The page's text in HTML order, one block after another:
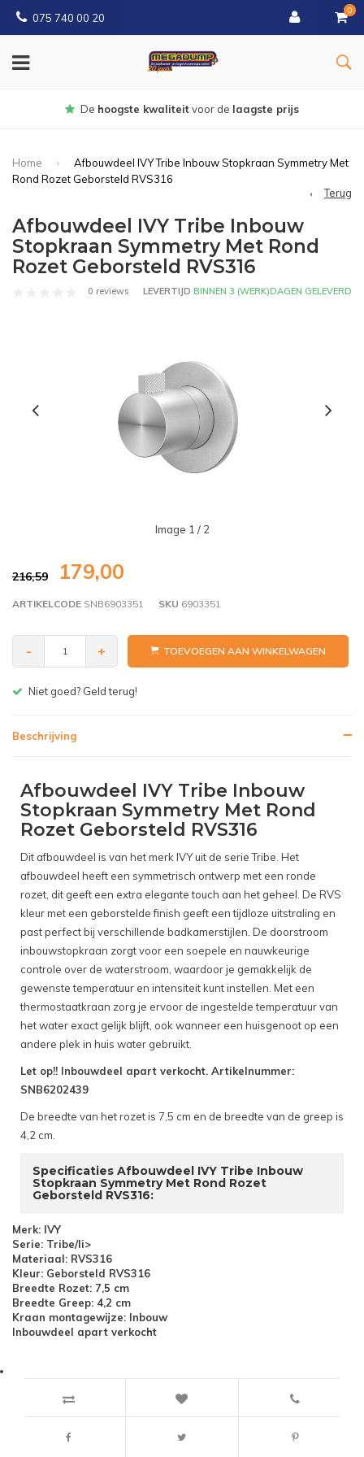
075 740 00 20
0
Gratisbezorgd vanaf € 150
Home
Afbouwdeel IVY Tribe Inbouw Stopkraan Symmetry Met
Rond Rozet Geborsteld RVS316
Terug
Afbouwdeel IVY Tribe Inbouw
Stopkraan Symmetry Met Rond
Rozet Geborsteld RVS316
0 reviews LEVERTIJD BINNEN 3 (WERK)DAGEN GELEVERD
Image 1 / 2
216,59 179,00
ARTIKELCODE SNB6903351 SKU 6903351
- + TOEVOEGEN AAN WINKELWAGEN
Gratis bezorgen v.a. € 150,- (NL)
Beschrijving
Afbouwdeel IVY Tribe Inbouw
Stopkraan Symmetry Met Rond
Rozet Geborsteld RVS316
Dit afbouwdeel is van het merk IVY uit de serie Tribe. Het
afbouwdeel heeft een symmetrisch ontwerp met een ronde
rozet, dit geeft een extra elegante touch aan het geheel. De RVS
kleur met een geborstelde finish geeft een tijdloze uitstraling en
past perfect bij verschillende badkamerstijlen. De doorstroom
inbouwstopkraan zorgt voor een soepele en nauwkeurige
controle over de waterstroom, waardoor je gemakkelijk de
gewenste temperatuur en intensiteit kunt instellen. Met een
thermostaatkraan zorg je ervoor de ingestelde temperatuur van
het water exact gelijk blijft, ook wanneer een huisgenoot op een
andere plek in huis water gebruikt.
Let op!! Inbouwdeel apart verkocht. Artikelnummer:
SNB6202439
De breedte van het rozet is 7,5 cm en de breedte van de greep is
4,2 cm.
Specificaties Afbouwdeel IVY Tribe Inbouw
Stopkraan Symmetry Met Rond Rozet
Geborsteld RVS316:
Merk: IVY
Serie: Tribe/li>
Materiaal: RVS316
Kleur: Geborsteld RVS316
Breedte Rozet: 7,5 cm
Breedte Greep: 4,2 cm
Kraan montagewijze: Inbouw
Inbouwdeel apart verkocht